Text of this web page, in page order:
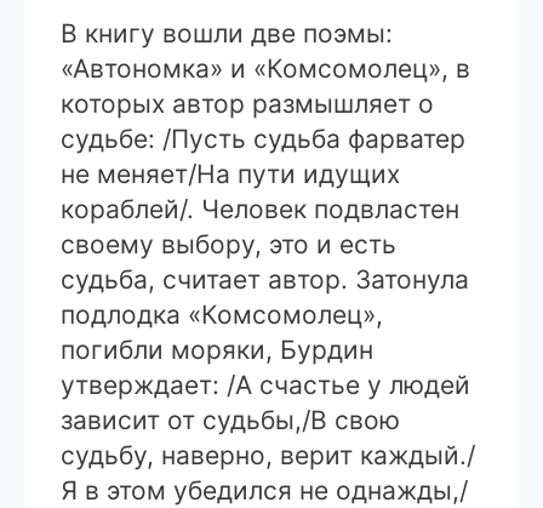
В книгу вошли две поэмы:
«Автономка» и «Комсомолец», в
которых автор размышляет о
судьбе: /Пусть судьба фарватер
не меняет/На пути идущих
кораблей/. Человек подвластен
своему выбору, это и есть
судьба, считает автор. Затонула
подлодка «Комсомолец»,
погибли моряки, Бурдин
утверждает: /А счастье у людей
зависит от судьбы,/В свою
судьбу, наверно, верит каждый./
Я в этом убедился не однажды,/